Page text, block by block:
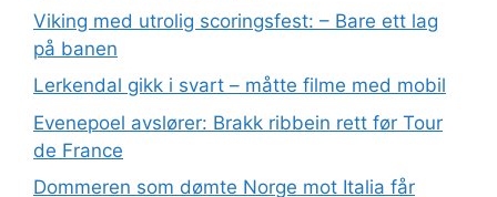
Viking med utrolig scoringsfest: – Bare ett lag
på banen
Lerkendal gikk i svart – måtte filme med mobil
Evenepoel avslører: Brakk ribbein rett før Tour
de France
Dommeren som dømte Norge mot Italia får